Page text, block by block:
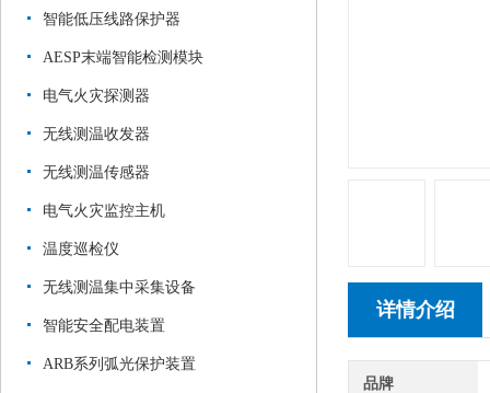
智能低压线路保护器
AESP末端智能检测模块
电气火灾探测器
无线测温收发器
无线测温传感器
电气火灾监控主机
温度巡检仪
无线测温集中采集设备
智能安全配电装置
ARB系列弧光保护装置
详情介绍
品牌